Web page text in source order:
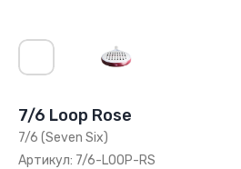
7/6 Loop Rose
7/6 (Seven Six)
Артикул: 7/6-LOOP-RS